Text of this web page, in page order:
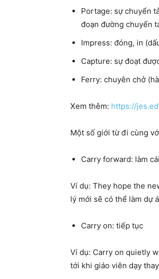
Portage: sự chuyển
đoạn đường chuyển
Impress: đóng, in
Capture: sự đoạt
Ferry: chuyên chở
Xem thêm: https://
Một số giới từ đi cùng
Carry forward: làm
Ví dụ: They hope the
lý mới sẽ có thể làm dự á
Carry on: tiếp tục
Ví dụ: Carry on quietly
tới khi giáo viên dạy thay